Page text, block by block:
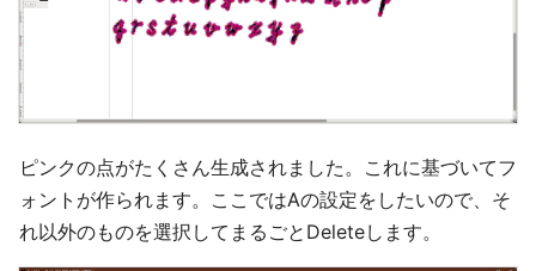
ピンクの点がたくさん生成されました。これに基づいてフ
ォントが作られます。ここではAの設定をしたいので、そ
れ以外のものを選択してまるごとDeleteします。